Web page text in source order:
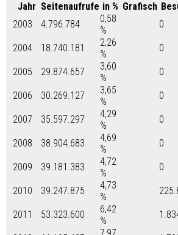
Jahr Seitenaufrufe in % Grafisch
2003
4.796.784
0,58
%
0
2004
18.740.181
2,26
%
0
2005
29.874.657
3,60
%
0
2006
30.269.127
3,65
%
0
2007
35.597.297
4,29
%
0
2008
38.904.683
4,69
%
0
2009
39.181.383
4,72
%
0
2010
39.247.875
4,73
%
2011
53.323.600
6,42
%